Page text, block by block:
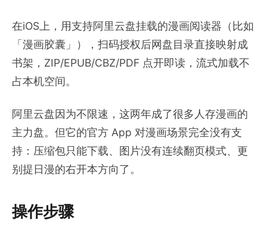
在iOS上，用支持阿里云盘挂载的漫画阅读器（比如
「漫画胶囊」），扫码授权后网盘目录直接映射成
书架，ZIP/EPUB/CBZ/PDF 点开即读，流式加载不
占本机空间。
阿里云盘因为不限速，这两年成了很多人存漫画的
主力盘。但它的官方 App 对漫画场景完全没有支
持：压缩包只能下载、图片没有连续翻页模式、更
别提日漫的右开本方向了。
操作步骤